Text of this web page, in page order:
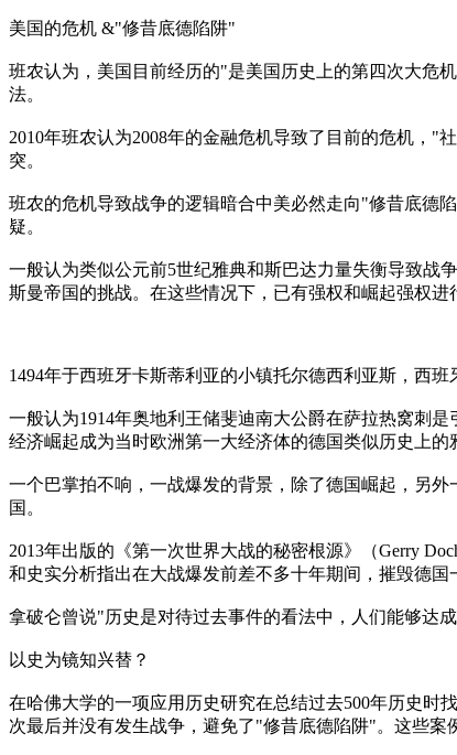
美国的危机 &"修昔底德陷阱"
班农认为，美国目前经历的"是美国历史上的第四次大危
法。
2010年班农认为2008年的金融危机导致了目前的危机，
突。
班农的危机导致战争的逻辑暗合中美必然走向"修昔底德
疑。
一般认为类似公元前5世纪雅典和斯巴达力量失衡导致战
斯曼帝国的挑战。在这些情况下，已有强权和崛起强权进
1494年于西班牙卡斯蒂利亚的小镇托尔德西利亚斯，西
一般认为1914年奥地利王储斐迪南大公爵在萨拉热窝刺
经济崛起成为当时欧洲第一大经济体的德国类似历史上的
一个巴掌拍不响，一战爆发的背景，除了德国崛起，另
国。
2013年出版的《第一次世界大战的秘密根源》（Gerry
和史实分析指出在大战爆发前差不多十年期间，摧毁德国
拿破仑曾说"历史是对待过去事件的看法中，人们能够达
以史为镜知兴替？
在哈佛大学的一项应用历史研究在总结过去500年历史时
次最后并没有发生战争，避免了"修昔底德陷阱"。这些案